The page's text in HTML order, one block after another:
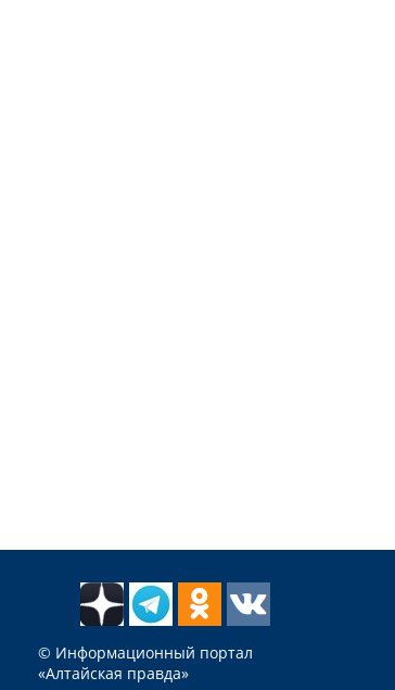
© Информационный портал
«Алтайская правда»